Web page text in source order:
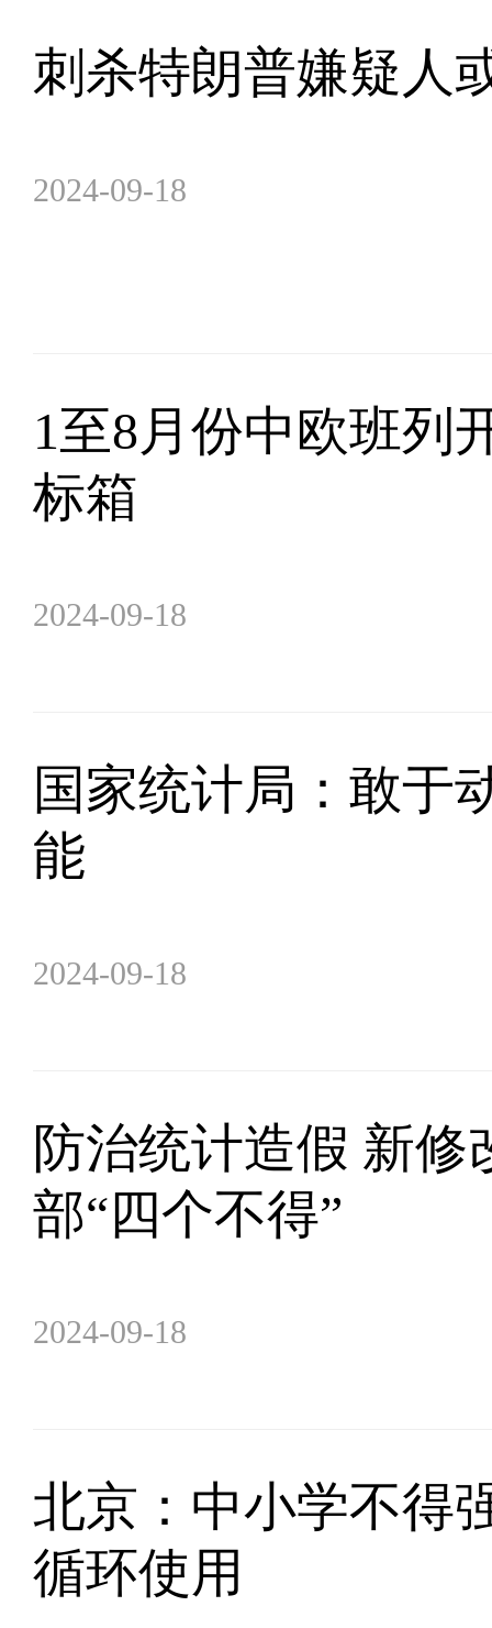
刺杀特朗普嫌疑人
2024-09-18
1至8月份中欧班列
标箱
2024-09-18
国家统计局：敢于
能
2024-09-18
防治统计造假 新
部“四个不得”
2024-09-18
北京：中小学不得
循环使用